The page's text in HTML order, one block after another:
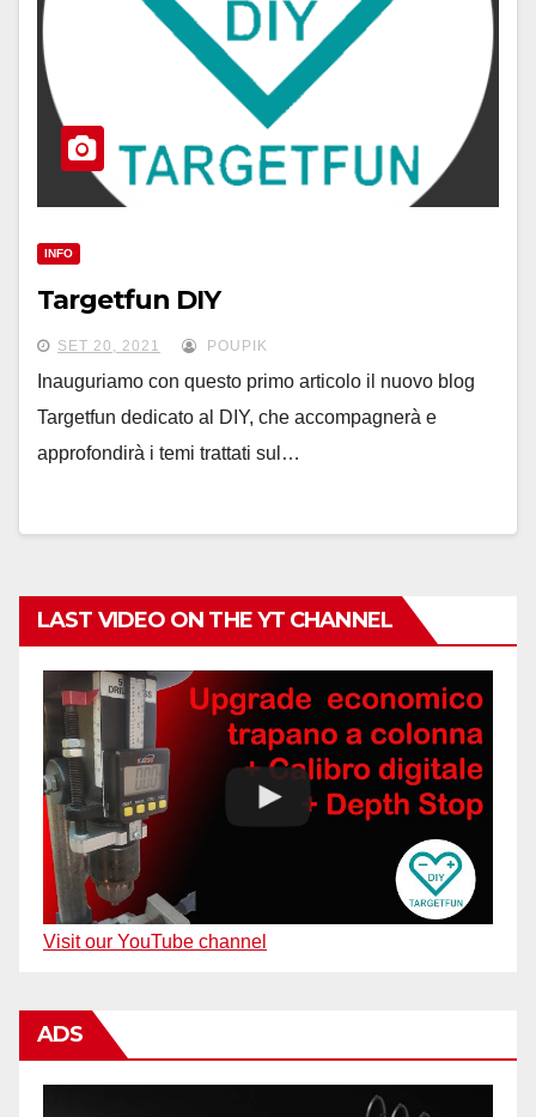
INFO
Targetfun DIY
SET 20, 2021 POUPIK
Inauguriamo con questo primo articolo il nuovo blog
Targetfun dedicato al DIY, che accompagnerà e
approfondirà i temi trattati sul…
LAST VIDEO ON THE YT CHANNEL
Visit our YouTube channel
ADS